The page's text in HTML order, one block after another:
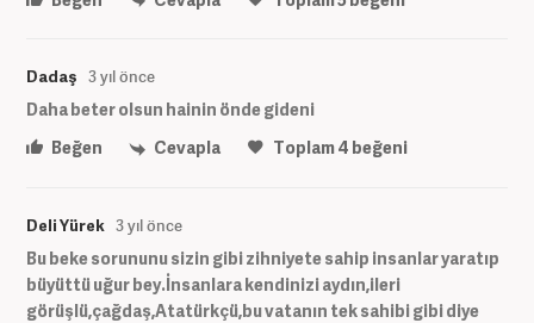
Dadaş 3 yıl önce
Daha beter olsun hainin önde gideni
Beğen
Cevapla Toplam4 beğeni
Deli Yürek 3 yıl önce
Bu beke sorununu sizin gibi zihniyete sahip insanlar yaratıp
büyüttü uğur bey.İnsanlara kendinizi aydın,ileri
görüşlü,çağdaş,Atatürkçü,bu vatanın tek sahibi gibi diye